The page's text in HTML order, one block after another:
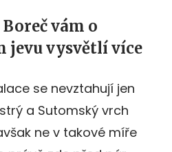
vám o
jevu vysvětlí více
se nevztahují jen
a Sutomský vrch
ne v takové míře